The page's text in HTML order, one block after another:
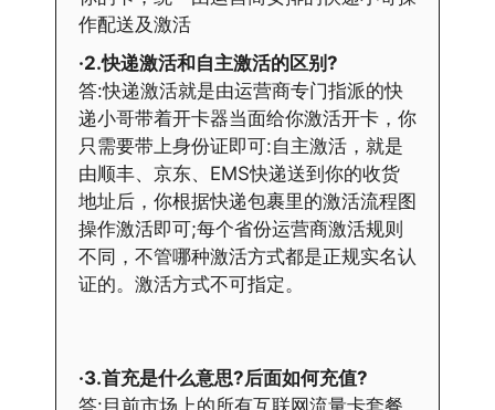
作配送及激活
·2.快递激活和自主激活的区别?
答:快递激活就是由运营商专门指派的快
递小哥带着开卡器当面给你激活开卡，你
只需要带上身份证即可:自主激活，就是
由顺丰、京东、EMS快递送到你的收货
地址后，你根据快递包裹里的激活流程图
操作激活即可;每个省份运营商激活规则
不同，不管哪种激活方式都是正规实名认
证的。激活方式不可指定。
·3.首充是什么意思?后面如何充值?
答:目前市场上的所有互联网流量卡套餐